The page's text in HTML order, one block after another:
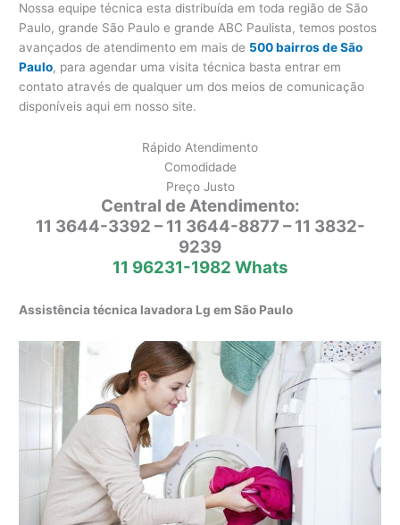
Nossa equipe técnica esta distribuída em toda região de São
Paulo, grande São Paulo e grande ABC Paulista, temos postos
avançados de atendimento em mais de 500 bairros de São
Paulo, para agendar uma visita técnica basta entrar em
contato através de qualquer um dos meios de comunicação
disponíveis aqui em nosso site.
Rápido Atendimento
Comodidade
Preço Justo
Central de Atendimento:
11 3644-3392 – 11 3644-8877 – 11 3832-
9239
11 96231-1982 Whats
Assistência técnica lavadora Lg em São Paulo